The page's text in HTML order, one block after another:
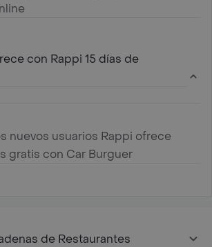
con Rappi 15 días de
nuevos usuarios Rappi ofrece
gratis con Car Burguer
de Restaurantes